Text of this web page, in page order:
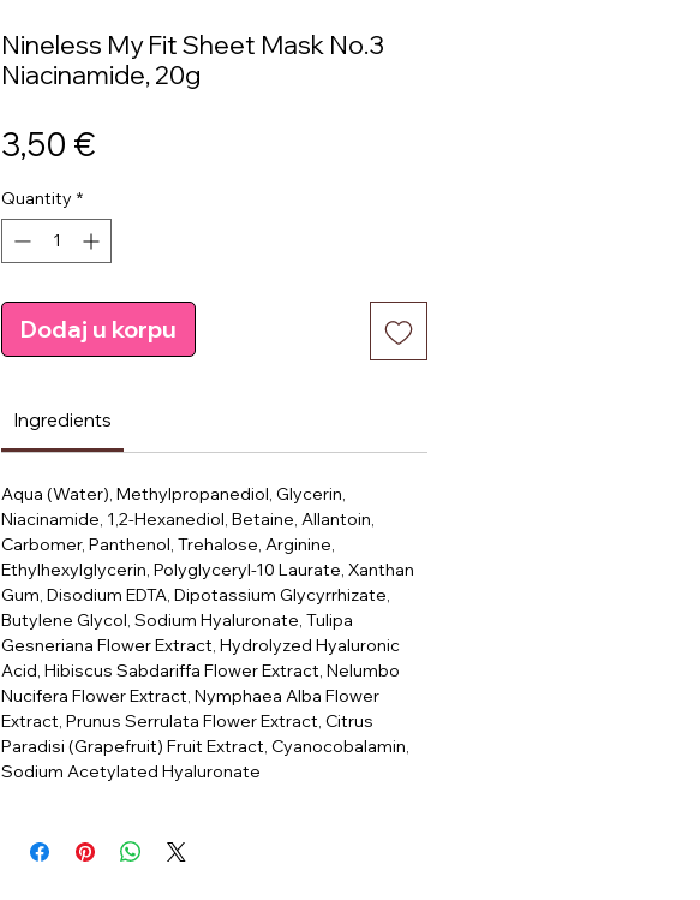
Nineless My Fit Sheet Mask No.3
Niacinamide, 20g
3,50 €Price
Quantity *
Dodaj u korpu
Ingredients
Aqua (Water), Methylpropanediol, Glycerin,
Niacinamide, 1,2-Hexanediol, Betaine, Allantoin,
Carbomer, Panthenol, Trehalose, Arginine,
Ethylhexylglycerin, Polyglyceryl-10 Laurate, Xanthan
Gum, Disodium EDTA, Dipotassium Glycyrrhizate,
Butylene Glycol, Sodium Hyaluronate, Tulipa
Gesneriana Flower Extract, Hydrolyzed Hyaluronic
Acid, Hibiscus Sabdariffa Flower Extract, Nelumbo
Nucifera Flower Extract, Nymphaea Alba Flower
Extract, Prunus Serrulata Flower Extract, Citrus
Paradisi (Grapefruit) Fruit Extract, Cyanocobalamin,
Sodium Acetylated Hyaluronate